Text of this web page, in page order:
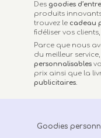
Des goodies
produits
trouvez le cadeau
fidéliser vos
Parce que nous
du meilleur
personnalisables
prix ainsi que la
publicitaires.
Goodies